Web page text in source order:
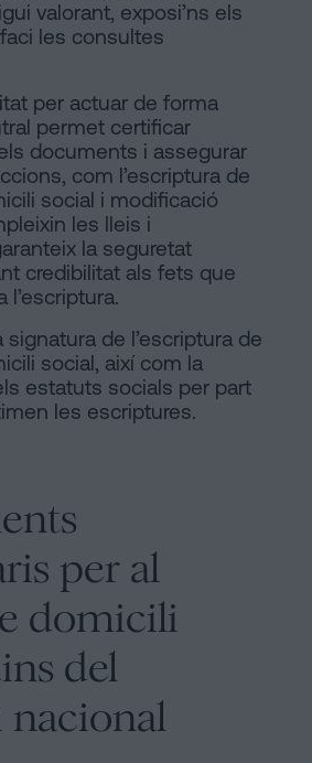
valorant, exposi’ns els
les consultes
per actuar de forma
permet certificar
documents i assegurar
com l’escriptura de
social i modificació
les lleis i
la seguretat
credibilitat als fets que
l’escriptura.
signatura de l’escriptura de
social, així com la
estatuts socials per part
les escriptures.
per al
domicili
del